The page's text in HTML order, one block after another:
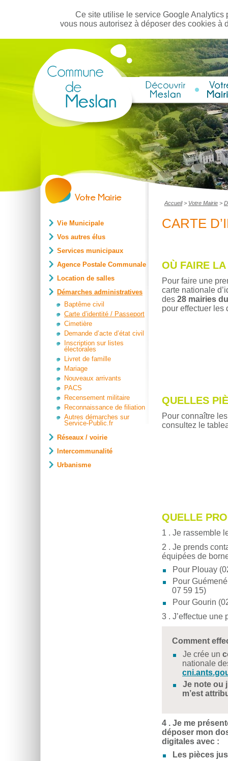
Ce site utilise le service Google
vous nous autorisez à déposer des cookies
Vie Municipale
Vos autres élus
Services municipaux
Agence Postale Communale
Location de salles
Démarches administratives
Baptême civil
Carte d’identité / Passeport
Cimetière
Demande d’acte d’état civil
Inscription sur listes
électorales
Livret de famille
Mariage
Nouveaux arrivants
PACS
Recensement militaire
Reconnaissance de filiation
Autres démarches sur
Service-Public.fr
Réseaux / voirie
Intercommunalité
Urbanisme
Accueil> Votre Mairie >
CARTE
OÙ FAIRE
Pour faire une
carte nationale
des 28 mairies
pour effectuer les
QUELLES
Pour connaître
consultez le
QUELLE
1 . Je rassemble
2 . Je prends
équipées de
Pour Plouay
Pour
07 59 15)
Pour Gourin
3 . J’effectue une
Comment
Je crée un
nationale
Je note ou
m’est
4 . Je me
déposer mon
digitales avec :
Les pièces